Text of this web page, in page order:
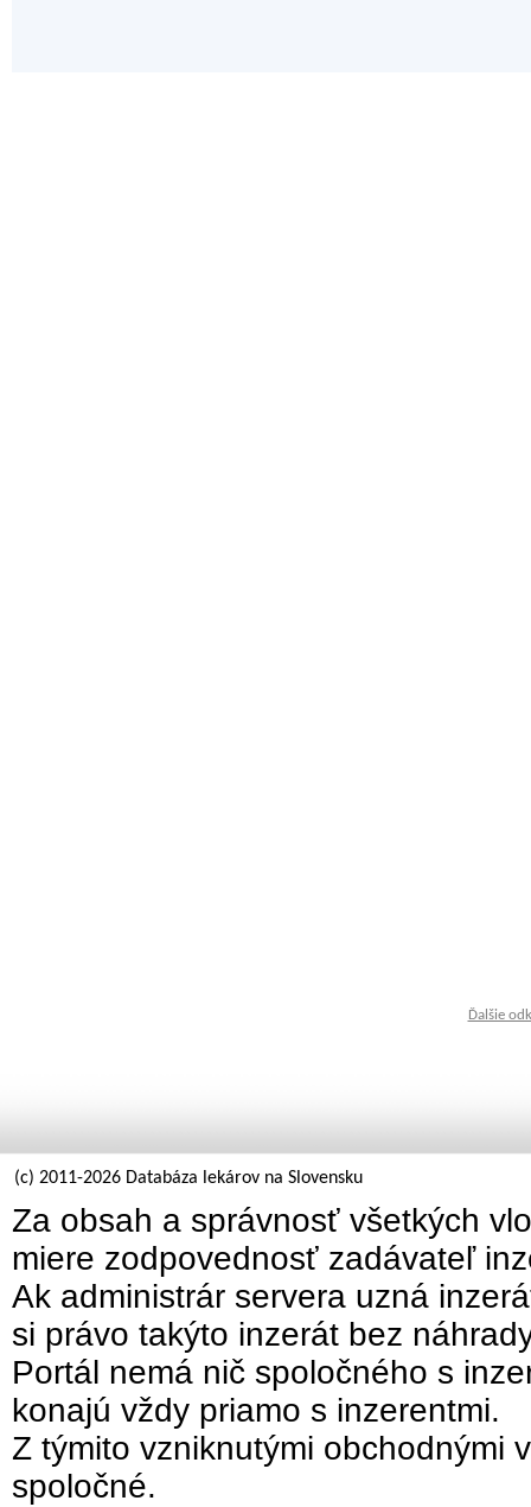
Ďalšie
(c) 2011-2026 Databáza lekárov na Slovensku
Za obsah a správnosť všetkých
miere zodpovednosť zadávateľ
Ak administrár servera uzná
si právo takýto inzerát bez
Portál nemá nič spoločného s
konajú vždy priamo s inzerentmi.
Z týmito vzniknutými obchodnými
spoločné.